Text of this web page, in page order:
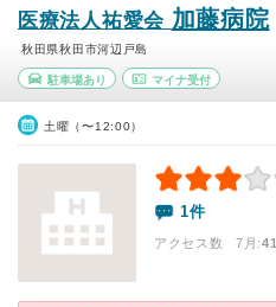
医療法人祐愛会 加藤病院
秋田県秋田市河辺戸島
駐車場あり マイナ受付
土曜（〜12:00）
1件
アクセス数 7月:41